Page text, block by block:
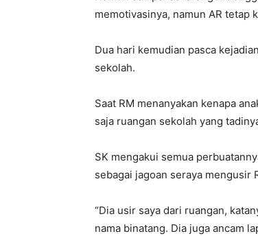
memotivasinya, namun AR tetap
Dua hari kemudian pasca
sekolah.
Saat RM menanyakan kenapa
saja ruangan sekolah yang
SK mengakui semua
sebagai jagoan seraya mengusir
“Dia usir saya dari ruangan,
nama binatang. Dia juga ancam